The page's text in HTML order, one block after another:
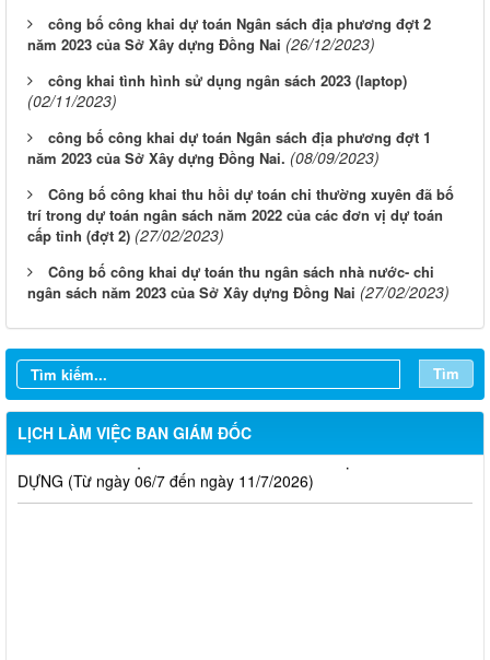
công bố công khai dự toán Ngân sách địa phương đợt 2
năm 2023 của Sở Xây dựng Đồng Nai (26/12/2023)
công khai tình hình sử dụng ngân sách 2023 (laptop)
(02/11/2023)
công bố công khai dự toán Ngân sách địa phương đợt 1
năm 2023 của Sở Xây dựng Đồng Nai. (08/09/2023)
Công bố công khai thu hồi dự toán chi thường xuyên đã bố
trí trong dự toán ngân sách năm 2022 của các đơn vị dự toán
cấp tỉnh (đợt 2) (27/02/2023)
Công bố công khai dự toán thu ngân sách nhà nước- chi
ngân sách năm 2023 của Sở Xây dựng Đồng Nai (27/02/2023)
Tìm
LỊCH LÀM VIỆC BAN GIÁM ĐỐC
03/8 đến ngày 08/8/2026)
THÔNG BÁO LỊCH CÔNG TÁC CỦA LÃNH ĐẠO SỞ XÂY
DỰNG (Từ ngày 20/7 đến ngày 25/7/2026)
THÔNG BÁO LỊCH CÔNG TÁC CỦA LÃNH ĐẠO SỞ XÂY
DỰNG (Từ ngày 06/7 đến ngày 11/7/2026)